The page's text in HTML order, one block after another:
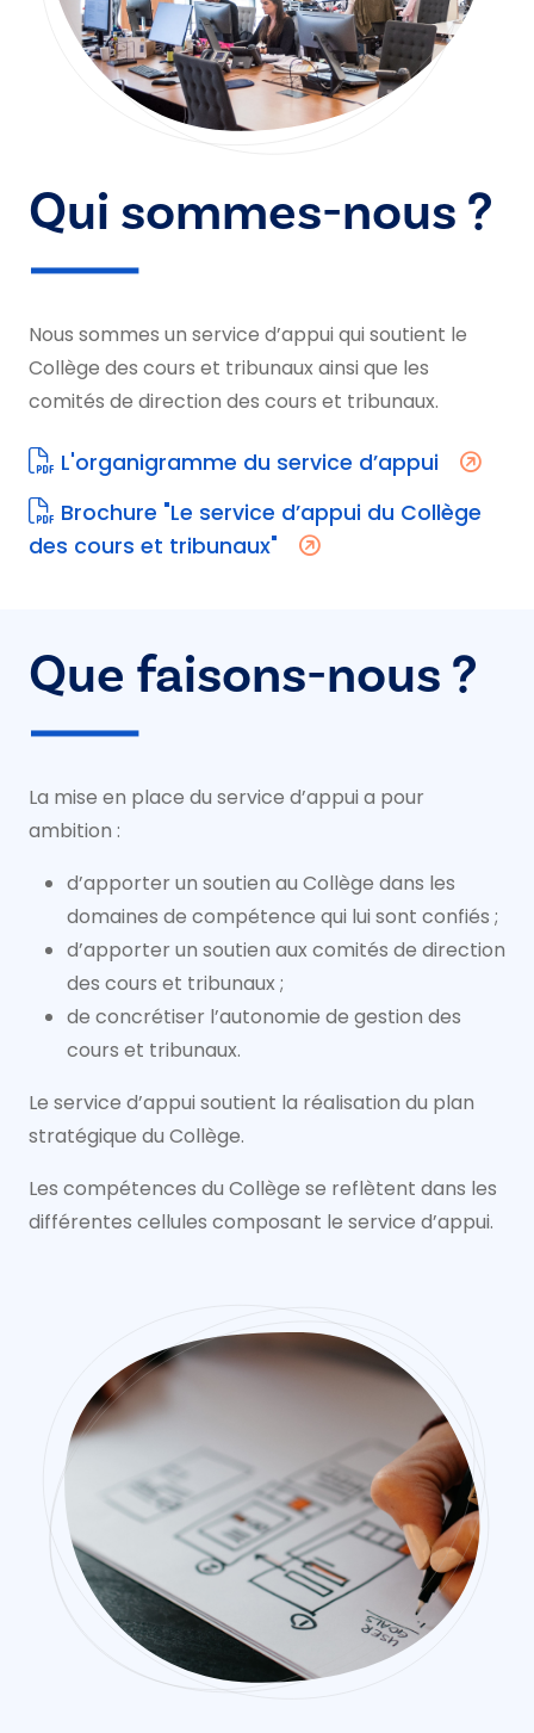
Qui sommes-nous ?
Nous sommes un service d’appui qui soutient le
Collège des cours et tribunaux ainsi que les
comités de direction des cours et tribunaux.
L'organigramme du service d’appui
Brochure "Le service d’appui du Collège
des cours et tribunaux"
Que faisons-nous ?
La mise en place du service d’appui a pour
ambition :
d’apporter un soutien au Collège dans les
domaines de compétence qui lui sont confiés ;
d’apporter un soutien aux comités de direction
des cours et tribunaux ;
de concrétiser l’autonomie de gestion des
cours et tribunaux.
Le service d’appui soutient la réalisation du plan
stratégique du Collège.
Les compétences du Collège se reflètent dans les
différentes cellules composant le service d’appui.